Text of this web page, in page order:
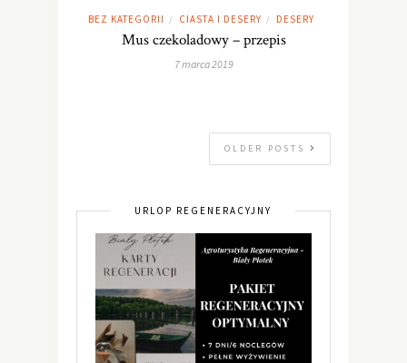
BEZ KATEGORII / CIASTA I DESERY / DESERY
Mus czekoladowy – przepis
7 marca 2019
OLDER POSTS
URLOP REGENERACYJNY